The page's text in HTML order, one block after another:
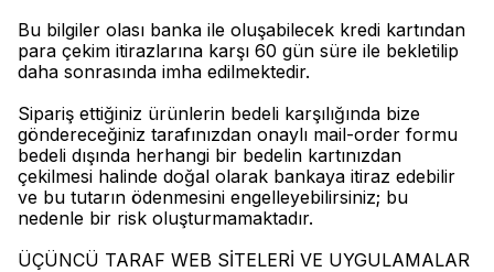
Bu bilgiler olası banka ile oluşabilecek kredi kartından
para çekim itirazlarına karşı 60 gün süre ile bekletilip
daha sonrasında imha edilmektedir.
Sipariş ettiğiniz ürünlerin bedeli karşılığında bize
göndereceğiniz tarafınızdan onaylı mail-order formu
bedeli dışında herhangi bir bedelin kartınızdan
çekilmesi halinde doğal olarak bankaya itiraz edebilir
ve bu tutarın ödenmesini engelleyebilirsiniz; bu
nedenle bir risk oluşturmamaktadır.
ÜÇÜNCÜ TARAF WEB SİTELERİ VE UYGULAMALAR